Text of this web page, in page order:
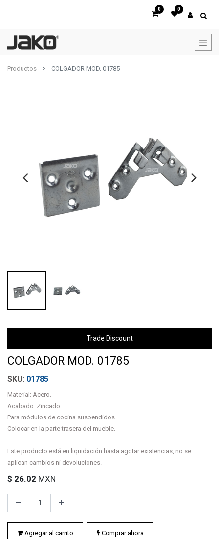
0 0
Productos COLGADOR MOD. 01785
Trade Discount
COLGADOR MOD. 01785
01785
Material: Acero.
Acabado: Zincado.
Para módulos de cocina suspendidos.
Colocar en la parte trasera del mueble.
Este producto está en liquidación hasta agotar existencias, no se
aplican cambios ni devoluciones.
$ 26.02 MXN
Agregar al carrito Comprar ahora